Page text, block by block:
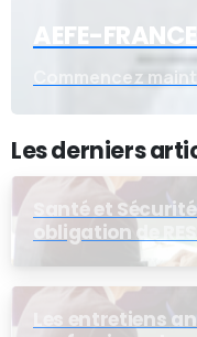
AEFE-
Commencez
Les derniers
Santé et
obligation de
l’employeur
Les entretiens annuels et